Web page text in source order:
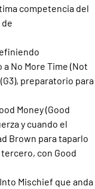
competencia del
No More Time (Not
preparatorio para
Money (Good
y cuando el
Brown para taparlo
con Good
Mischief que anda